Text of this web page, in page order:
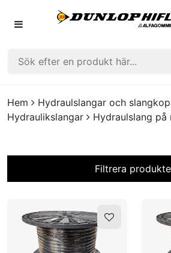
HEM
KATALOGER
UTGÅENDE PRODUKTER
LOGGA IN
Hem
Hydraulslangar och
Hydraulikslangar
Hydraulslang på
Filtrera